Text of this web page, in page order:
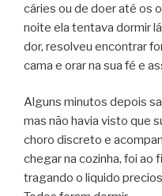
cáries ou de doer até os
noite ela tentava dormir
dor, resolveu encontrar
cama e orar na sua fé e
Alguns minutos depois
mas não havia visto que
choro discreto e
chegar na cozinha, foi ao
tragando o liquido